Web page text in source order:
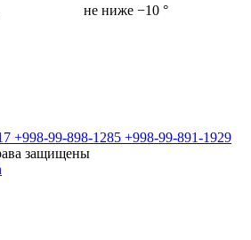
не ниже −10 °
+998-99-898-1285 +998-99-891-1929
защищены